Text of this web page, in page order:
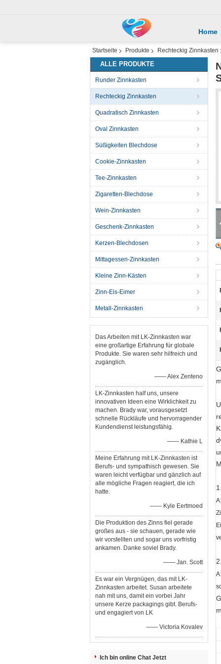
Home
Startseite Produkte Rechteckig Zinnkasten
ALLE PRODUKTE
Runder Zinnkasten
Rechteckig Zinnkasten
Quadratisch Zinnkasten
Oval Zinnkasten
Süßigkeiten Blechdose
Cookie-Zinnkasten
Tee-Zinnkasten
Zigaretten-Blechdose
Wein-Zinnkasten
Geschenk-Zinnkasten
Kerzen-Blechdosen
Mittagessen-Zinnkasten
Kleine Zinn-Kästen
Zinn-Eis-Eimer
Metall-Zinnkasten
Das Arbeiten mit LK-Zinnkasten war
eine großartige Erfahrung für globale
Produkte. Sie waren sehr hilfreich und
zugänglich.
—— Alex Zenteno
LK-Zinnkasten half uns, unsere
innovativen Ideen eine Wirklichkeit zu
machen. Brady war, vorausgesetzt
schnelle Rückläufe und hervorragender
Kundendienst leistungsfähig.
—— Kathie L
Meine Erfahrung mit LK-Zinnkasten ist
Berufs- und sympathisch gewesen. Sie
waren leicht verfügbar und gänzlich auf
alle mögliche Fragen reagiert, die ich
hatte.
—— Kyle Eertmoed
Die Produktion des Zinns fiel gerade
großes aus - sie schauen, gerade wie
wir vorstellten und sogar uns vorfristig
ankamen. Danke soviel Brady.
—— Jan. Scott
Es war ein Vergnügen, das mit LK-
Zinnkasten arbeitet. Susan arbeitete
nah mit uns, damit ein vorbei Jahr
unsere Kerze packagings gibt. Berufs-
und engagiert von LK
—— Victoria Kovalev
Ich bin online Chat Jetzt